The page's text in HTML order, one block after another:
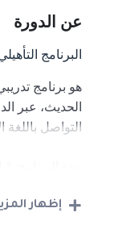
عن الدورة
البرنامج
هو برنامج
الحديث، عبر
التواصل باللغة
الهدف العام:
إظهار